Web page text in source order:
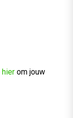
hier om jouw